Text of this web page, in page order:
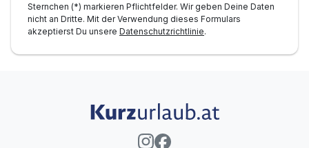
Sternchen (*) markieren Pflichtfelder. Wir geben Deine Daten
nicht an Dritte. Mit der Verwendung dieses Formulars
akzeptierst Du unsere Datenschutzrichtlinie.